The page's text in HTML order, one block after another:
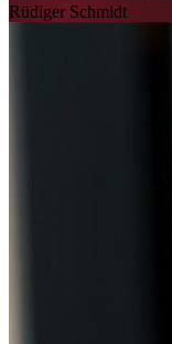
Rüdiger Schmidt